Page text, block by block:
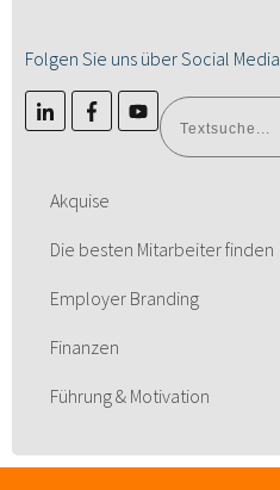
Folgen Sie uns über Social Media
Akquise
Die besten Mitarbeiter finden
Employer Branding
Finanzen
Führung & Motivation